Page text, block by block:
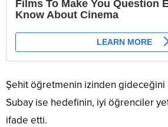
Şehit öğretmenin izinden
Subay ise hedefinin, iyi öğrenciler
ifade etti.